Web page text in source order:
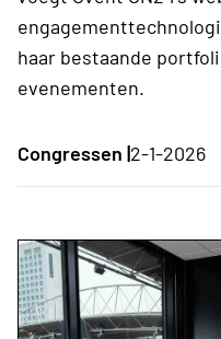
haar bestaande
evenementen.
Congressen |2-1-2026